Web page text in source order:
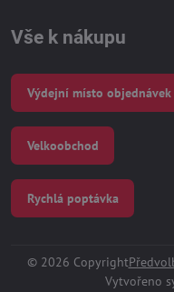
Vše k nákupu
Výdejní místo objednávek
Velkoobchod
Rychlá poptávka
© 2026 Copyright
Vytvořeno